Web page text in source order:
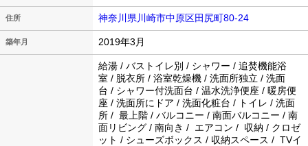
住所 神奈川県川崎市中原区田尻町80-24
築年月 2019年3月
給湯 / バストイレ別 / シャワー / 追焚機能浴
室 / 脱衣所 / 浴室乾燥機 / 洗面所独立 / 洗面
台 / シャワー付洗面台 / 温水洗浄便座 / 暖房便
座 / 洗面所にドア / 洗面化粧台 / トイレ / 洗面
所 / 最上階 / バルコニー / 南面バルコニー / 南
面リビング / 南向き / エアコン / 収納 / クロゼ
ット / シューズボックス / 収納スペース / TVイ